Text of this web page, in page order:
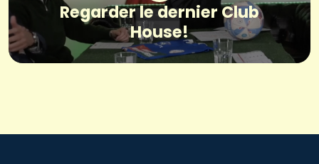
Regarder le dernier Club
House!